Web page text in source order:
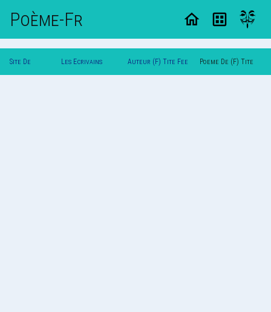
Poème-Fr
Site De Les Ecrivains Auteur (F) Tite Fee Poeme De (F) Tite